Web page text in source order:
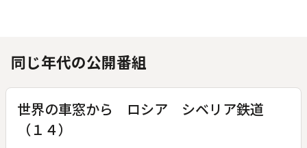
同じ年代の公開番組
世界の車窓から ロシア シベリア鉄道
（１４）